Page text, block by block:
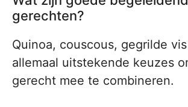
gerechten?
Quinoa, couscous, gegrilde
allemaal uitstekende keuzes
gerecht mee te combineren.